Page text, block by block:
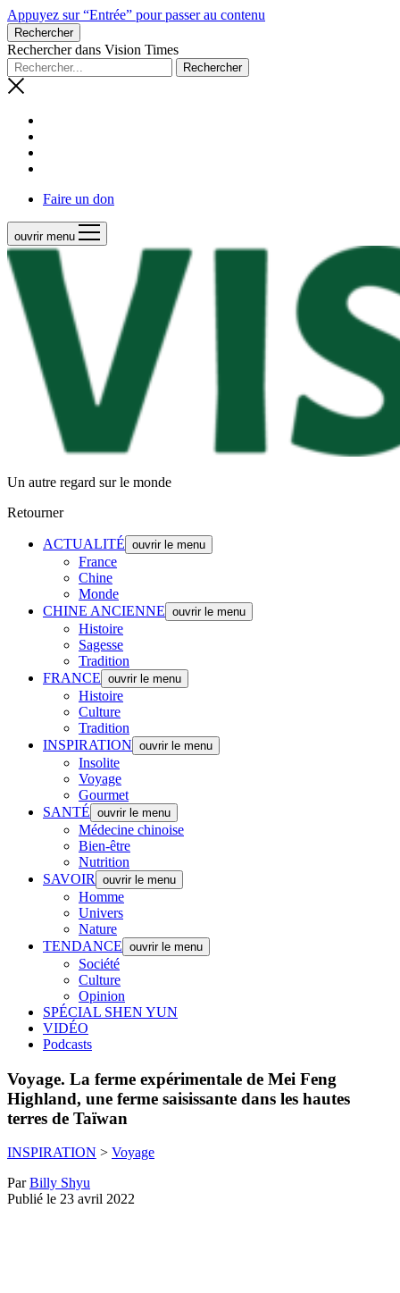
Appuyez sur “Entrée” pour passer au contenu
Rechercher
Rechercher dans Vision Times
Faire un don
ouvrir menu
Un autre regard sur le monde
Retourner
ACTUALITÉ ouvrir le menu
France
Chine
Monde
CHINE ANCIENNE ouvrir le menu
Histoire
Sagesse
Tradition
FRANCE ouvrir le menu
Histoire
Culture
Tradition
INSPIRATION ouvrir le menu
Insolite
Voyage
Gourmet
SANTÉ ouvrir le menu
Médecine chinoise
Bien-être
Nutrition
SAVOIR
ouvrir le menu
Homme
Univers
Nature
TENDANCE ouvrir le menu
Société
Culture
Opinion
SPÉCIAL SHEN YUN
VIDÉO
Podcasts
Voyage. La ferme expérimentale de Mei Feng
Highland, une ferme saisissante dans les hautes
terres de Taïwan
INSPIRATION > Voyage
ParBilly Shyu
Publié le 23 avril 2022